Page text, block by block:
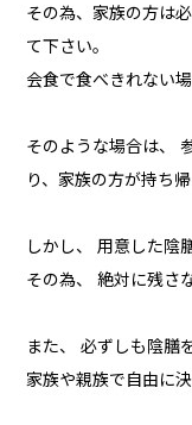
その為、家族の方は
て下さい。
会食で食べきれない
そのような場合は、
り、家族の方が持ち
しかし、 用意した陰
その為、 絶対に残さ
また、 必ずしも陰膳
家族や親族で自由に